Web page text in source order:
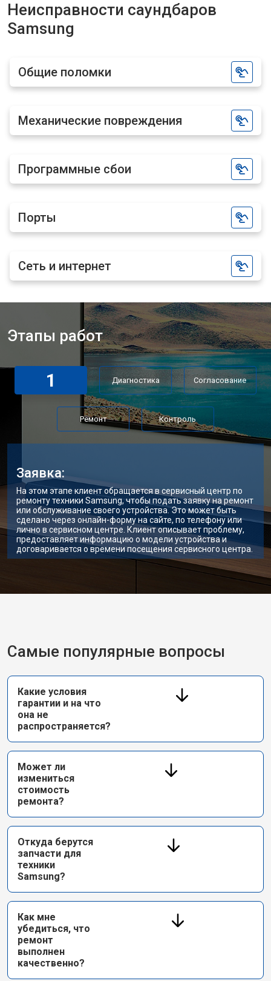
Неисправности саундбаров
Samsung
Общие поломки
Механические повреждения
Программные сбои
Порты
Сеть и интернет
Этапы работ
1 Диагностика Согласование
Ремонт Контроль
Заявка:
На этом этапе клиент обращается в сервисный центр по
ремонту техники Samsung, чтобы подать заявку на ремонт
или обслуживание своего устройства. Это может быть
сделано через онлайн-форму на сайте, по телефону или
лично в сервисном центре. Клиент описывает проблему,
предоставляет информацию о модели устройства и
договаривается о времени посещения сервисного центра.
Самые популярные вопросы
Какие условия
гарантии и на что
она не
распространяется?
Может ли
измениться
стоимость
ремонта?
Откуда берутся
запчасти для
техники
Samsung?
Как мне
убедиться, что
ремонт
выполнен
качественно?